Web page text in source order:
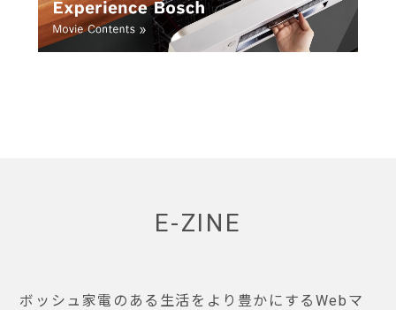
E-ZINE
ボッシュ家電のある生活をより豊かにするWebマ